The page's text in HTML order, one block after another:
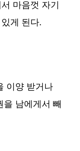
마음껏 자기
게 된다.
이양 받거나
을 남에게서 빼